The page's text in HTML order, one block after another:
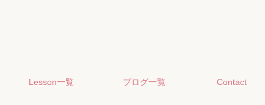
Lesson一覧 ブログ一覧 Contact